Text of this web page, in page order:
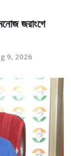
জরাংগে
9, 2026